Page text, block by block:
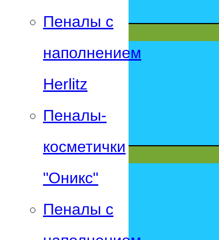
Пеналы с
наполнением
Herlitz
Пеналы-
косметички
"Оникс"
Пеналы с